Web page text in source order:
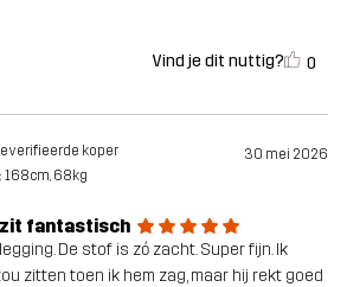
Vind je dit nuttig? 0
koper 30 mei 2026
168cm, 68kg
fantastisch
De stof is zó zacht. Super fijn. Ik
zitten toen ik hem zag, maar hij rekt goed